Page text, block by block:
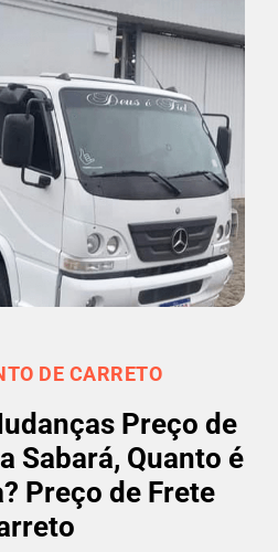
DE CARRETO
Preço de
Sabará, Quanto é
Preço de Frete